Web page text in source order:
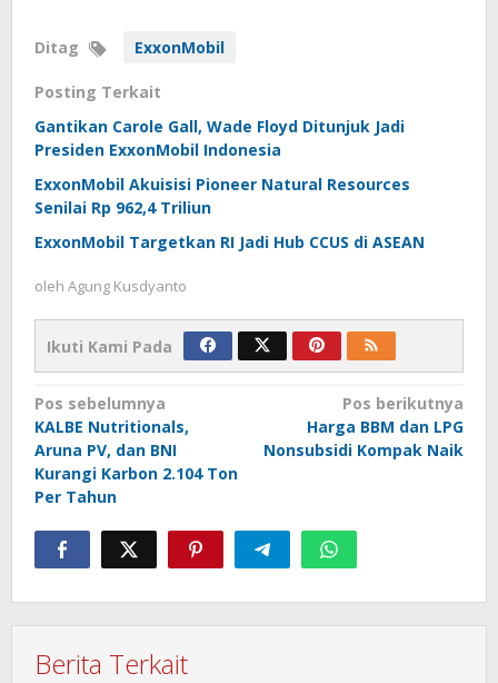
Ditag ExxonMobil
Posting Terkait
Gantikan Carole Gall, Wade Floyd Ditunjuk Jadi
Presiden ExxonMobil Indonesia
ExxonMobil Akuisisi Pioneer Natural Resources
Senilai Rp 962,4 Triliun
ExxonMobil Targetkan RI Jadi Hub CCUS di ASEAN
oleh Agung Kusdyanto
Ikuti Kami Pada
Navigasi
pos
Pos sebelumnya
KALBE Nutritionals,
Aruna PV, dan BNI
Kurangi Karbon 2.104 Ton
Per Tahun
Pos berikutnya
Harga BBM dan LPG
Nonsubsidi Kompak Naik
Berita Terkait